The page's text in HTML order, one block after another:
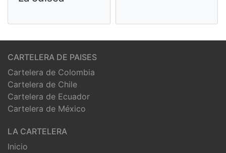
CARTELERA DE PAISES
Cartelera de Colombia
Cartelera de Chile
Cartelera de Ecuador
Cartelera de México
LA CARTELERA
Inicio